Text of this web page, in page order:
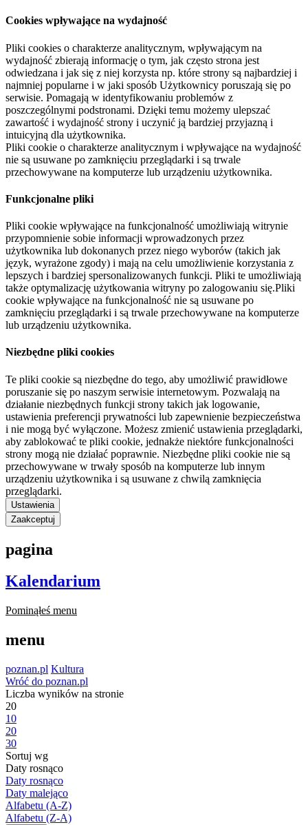
Cookies wpływające na wydajność
Pliki cookies o charakterze analitycznym, wpływającym na
wydajność zbierają informację o tym, jak często strona jest
odwiedzana i jak się z niej korzysta np. które strony są najbardziej i
najmniej popularne i w jaki sposób Użytkownicy poruszają się po
serwisie. Pomagają w identyfikowaniu problemów z
poszczególnymi podstronami. Dzięki temu możemy ulepszać
zawartość i wydajność strony i uczynić ją bardziej przyjazną i
intuicyjną dla użytkownika.
Pliki cookie o charakterze analitycznym i wpływające na wydajność
nie są usuwane po zamknięciu przeglądarki i są trwale
przechowywane na komputerze lub urządzeniu użytkownika.
Funkcjonalne pliki
Pliki cookie wpływające na funkcjonalność umożliwiają witrynie
przypomnienie sobie informacji wprowadzonych przez
użytkownika lub dokonanych przez niego wyborów (takich jak
język, wyrażone zgody) i mają na celu umożliwienie korzystania z
lepszych i bardziej spersonalizowanych funkcji. Pliki te umożliwiają
także optymalizację użytkowania witryny po zalogowaniu się.Pliki
cookie wpływające na funkcjonalność nie są usuwane po
zamknięciu przeglądarki i są trwale przechowywane na komputerze
lub urządzeniu użytkownika.
Niezbędne pliki cookies
Te pliki cookie są niezbędne do tego, aby umożliwić prawidłowe
poruszanie się po naszym serwisie internetowym. Pozwalają na
działanie niezbędnych funkcji strony takich jak logowanie,
ustawienia preferencji prywatności lub zapewnienie bezpieczeństwa
i nie mogą być wyłączone. Możesz zmienić ustawienia przeglądarki,
aby zablokować te pliki cookie, jednakże niektóre funkcjonalności
strony mogą nie działać poprawnie. Niezbędne pliki cookie nie są
przechowywane w trwały sposób na komputerze lub innym
urządzeniu użytkownika i są usuwane z chwilą zamknięcia
przeglądarki.
Ustawienia
Zaakceptuj
pagina
Kalendarium
Pominąłeś menu
menu
poznan.pl Kultura
Wróć do poznan.pl
Liczba wyników na stronie
20
10
20
30
Sortuj wg
Daty rosnąco
Daty rosnąco
Daty malejąco
Alfabetu (A-Z)
Alfabetu (Z-A)